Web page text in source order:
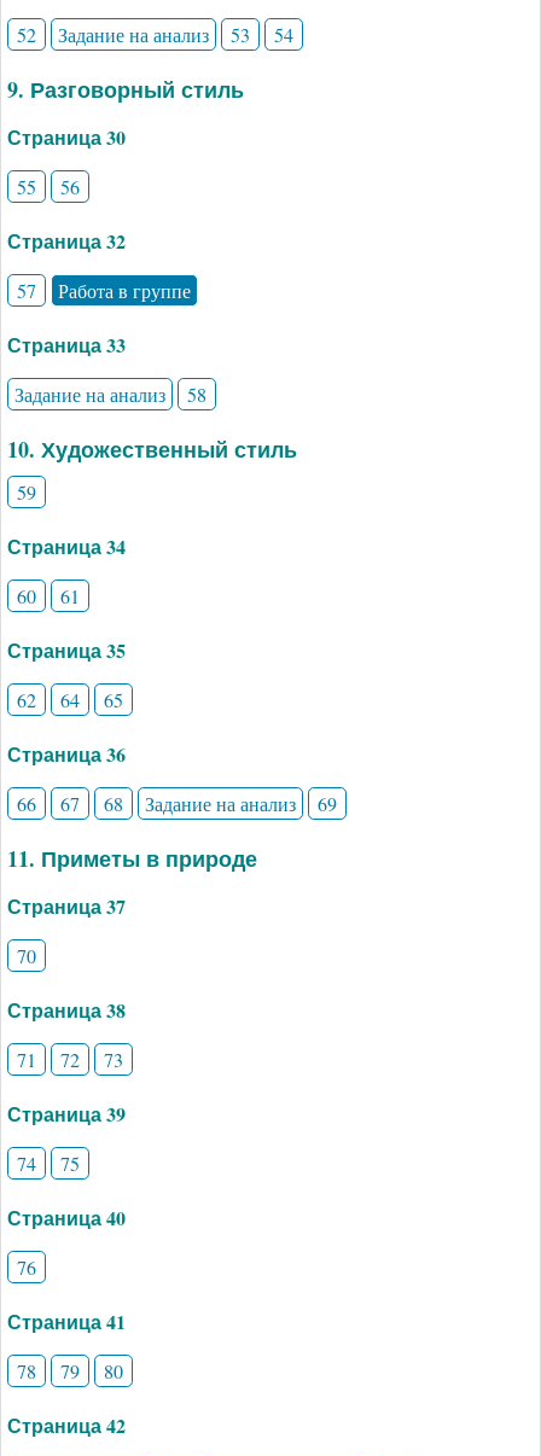
52 Задание на анализ 53 54
9. Разговорный стиль
Страница 30
55 56
Страница 32
57 Работа в группе
Страница 33
Задание на анализ 58
10. Художественный стиль
59
Страница 34
60 61
Страница 35
62 64 65
Страница 36
66 67 68 Задание на анализ 69
11. Приметы в природе
Страница 37
70
Страница 38
71 72 73
Страница 39
74 75
Страница 40
76
Страница 41
78 79 80
Страница 42